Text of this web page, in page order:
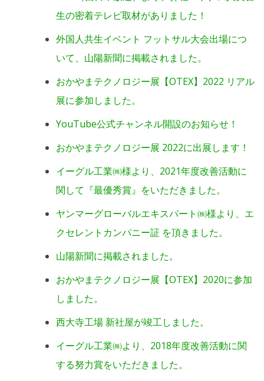
生の密着テレビ取材がありました！
外国人共生イベント フットサル大会出場につ
いて、山陽新聞に掲載されました。
おかやまテクノロジー展【OTEX】2022 リアル
展に参加しました。
YouTube公式チャンネル開設のお知らせ！
おかやまテクノロジー展 2022に出展します！
イーグル工業㈱様より、2021年度改善活動に
関して『最優秀賞』をいただきました。
ヤンマーグローバルエキスパート㈱様より、エ
クセレントカンパニー証 を頂きました。
山陽新聞に掲載されました。
おかやまテクノロジー展【OTEX】2020に参加
しました。
西大寺工場 新社屋が竣工しました。
イーグル工業㈱より、2018年度改善活動に関
する努力賞をいただきました。